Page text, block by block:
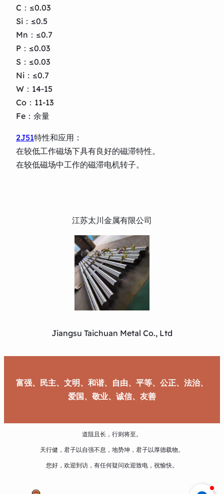
C：≤0.03
Si：≤0.5
Mn：≤0.7
P：≤0.03
S：≤0.03
Ni：≤0.7
W：14-15
Co：11-13
Fe：余量
2J51特性和应用：
在较低工作磁场下具有良好的磁滞特性。
在较低磁场中工作的磁滞电机转子。
江苏太川金属有限公司
Jiangsu Taichuan Metal Co., Ltd
富强、民主、文明、和谐、自由、平等、公正、法治、
爱国、敬业、诚信、友善
道阻且长，行则将至。
天行健，君子以自强不息，地势坤，君子以厚德载物。
您好，欢迎到访，有任何疑问欢迎致电，祝愉快。